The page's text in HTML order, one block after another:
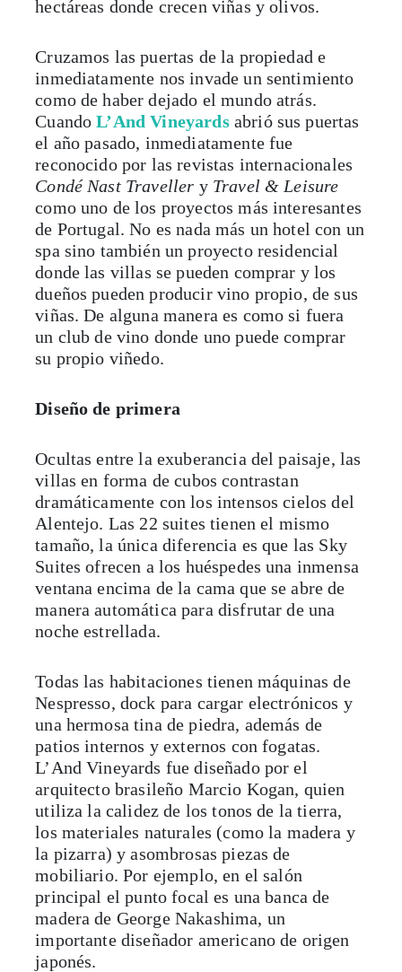
hectáreas donde crecen viñas y olivos.
Cruzamos las puertas de la propiedad e
inmediatamente nos invade un sentimiento
como de haber dejado el mundo atrás.
CuandoL’And Vineyardsabrió sus puertas
el año pasado, inmediatamente fue
reconocido por las revistas internacionales
Condé Nast Traveller y Travel & Leisure
como uno de los proyectos más interesantes
de Portugal. No es nada más un hotel con un
spa sino también un proyecto residencial
donde las villas se pueden comprar y los
dueños pueden producir vino propio, de sus
viñas. De alguna manera es como si fuera
un club de vino donde uno puede comprar
su propio viñedo.
Diseño de primera
Ocultas entre la exuberancia del paisaje, las
villas en forma de cubos contrastan
dramáticamente con los intensos cielos del
Alentejo. Las 22 suites tienen el mismo
tamaño, la única diferencia es que las Sky
Suites ofrecen a los huéspedes una inmensa
ventana encima de la cama que se abre de
manera automática para disfrutar de una
noche estrellada.
Todas las habitaciones tienen máquinas de
Nespresso, dock para cargar electrónicos y
una hermosa tina de piedra, además de
patios internos y externos con fogatas.
L’And Vineyards fue diseñado por el
arquitecto brasileño Marcio Kogan, quien
utiliza la calidez de los tonos de la tierra,
los materiales naturales (como la madera y
la pizarra) y asombrosas piezas de
mobiliario. Por ejemplo, en el salón
principal el punto focal es una banca de
madera de George Nakashima, un
importante diseñador americano de origen
japonés.